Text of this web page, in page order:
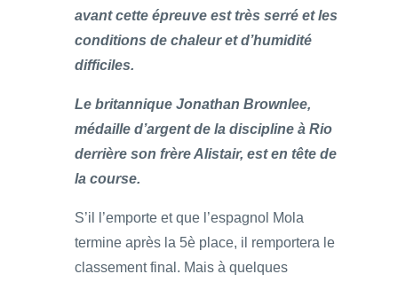
avant cette épreuve est très serré et les
conditions de chaleur et d’humidité
difficiles.
Le britannique Jonathan Brownlee,
médaille d’argent de la discipline à Rio
derrière son frère Alistair, est en tête de
la course.
S’il l’emporte et que l’espagnol Mola
termine après la 5è place, il remportera le
classement final. Mais à quelques